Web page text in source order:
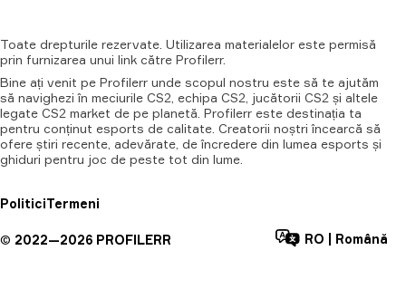
Toate drepturile rezervate. Utilizarea materialelor este permisă
prin furnizarea unui link către Profilerr.
Bine ați venit pe Profilerr unde scopul nostru este să te ajutăm
să navighezi în meciurile CS2, echipa CS2, jucătorii CS2 și altele
legate CS2 market de pe planetă. Profilerr este destinația ta
pentru conținut esports de calitate. Creatorii noștri încearcă să
ofere știri recente, adevărate, de încredere din lumea esports și
ghiduri pentru joc de peste tot din lume.
PoliticiTermeni
© 2022—2026 PROFILERR RO Română